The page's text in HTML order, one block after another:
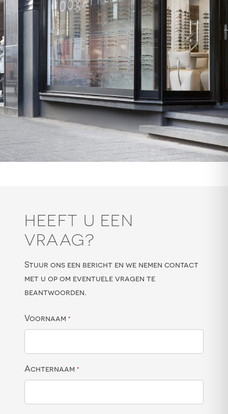
HEEFT U EEN
VRAAG?
Stuur ons een bericht en we nemen contact
met u op om eventuele vragen te
beantwoorden.
Voornaam *
Achternaam *